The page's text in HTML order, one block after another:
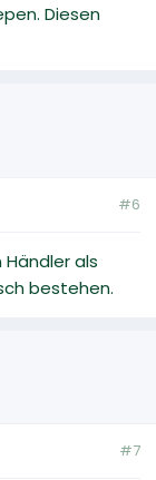
Diesen
#6
als
bestehen.
#7